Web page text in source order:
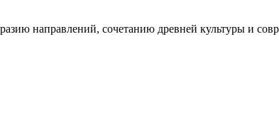
направлений, сочетанию древней культуры и